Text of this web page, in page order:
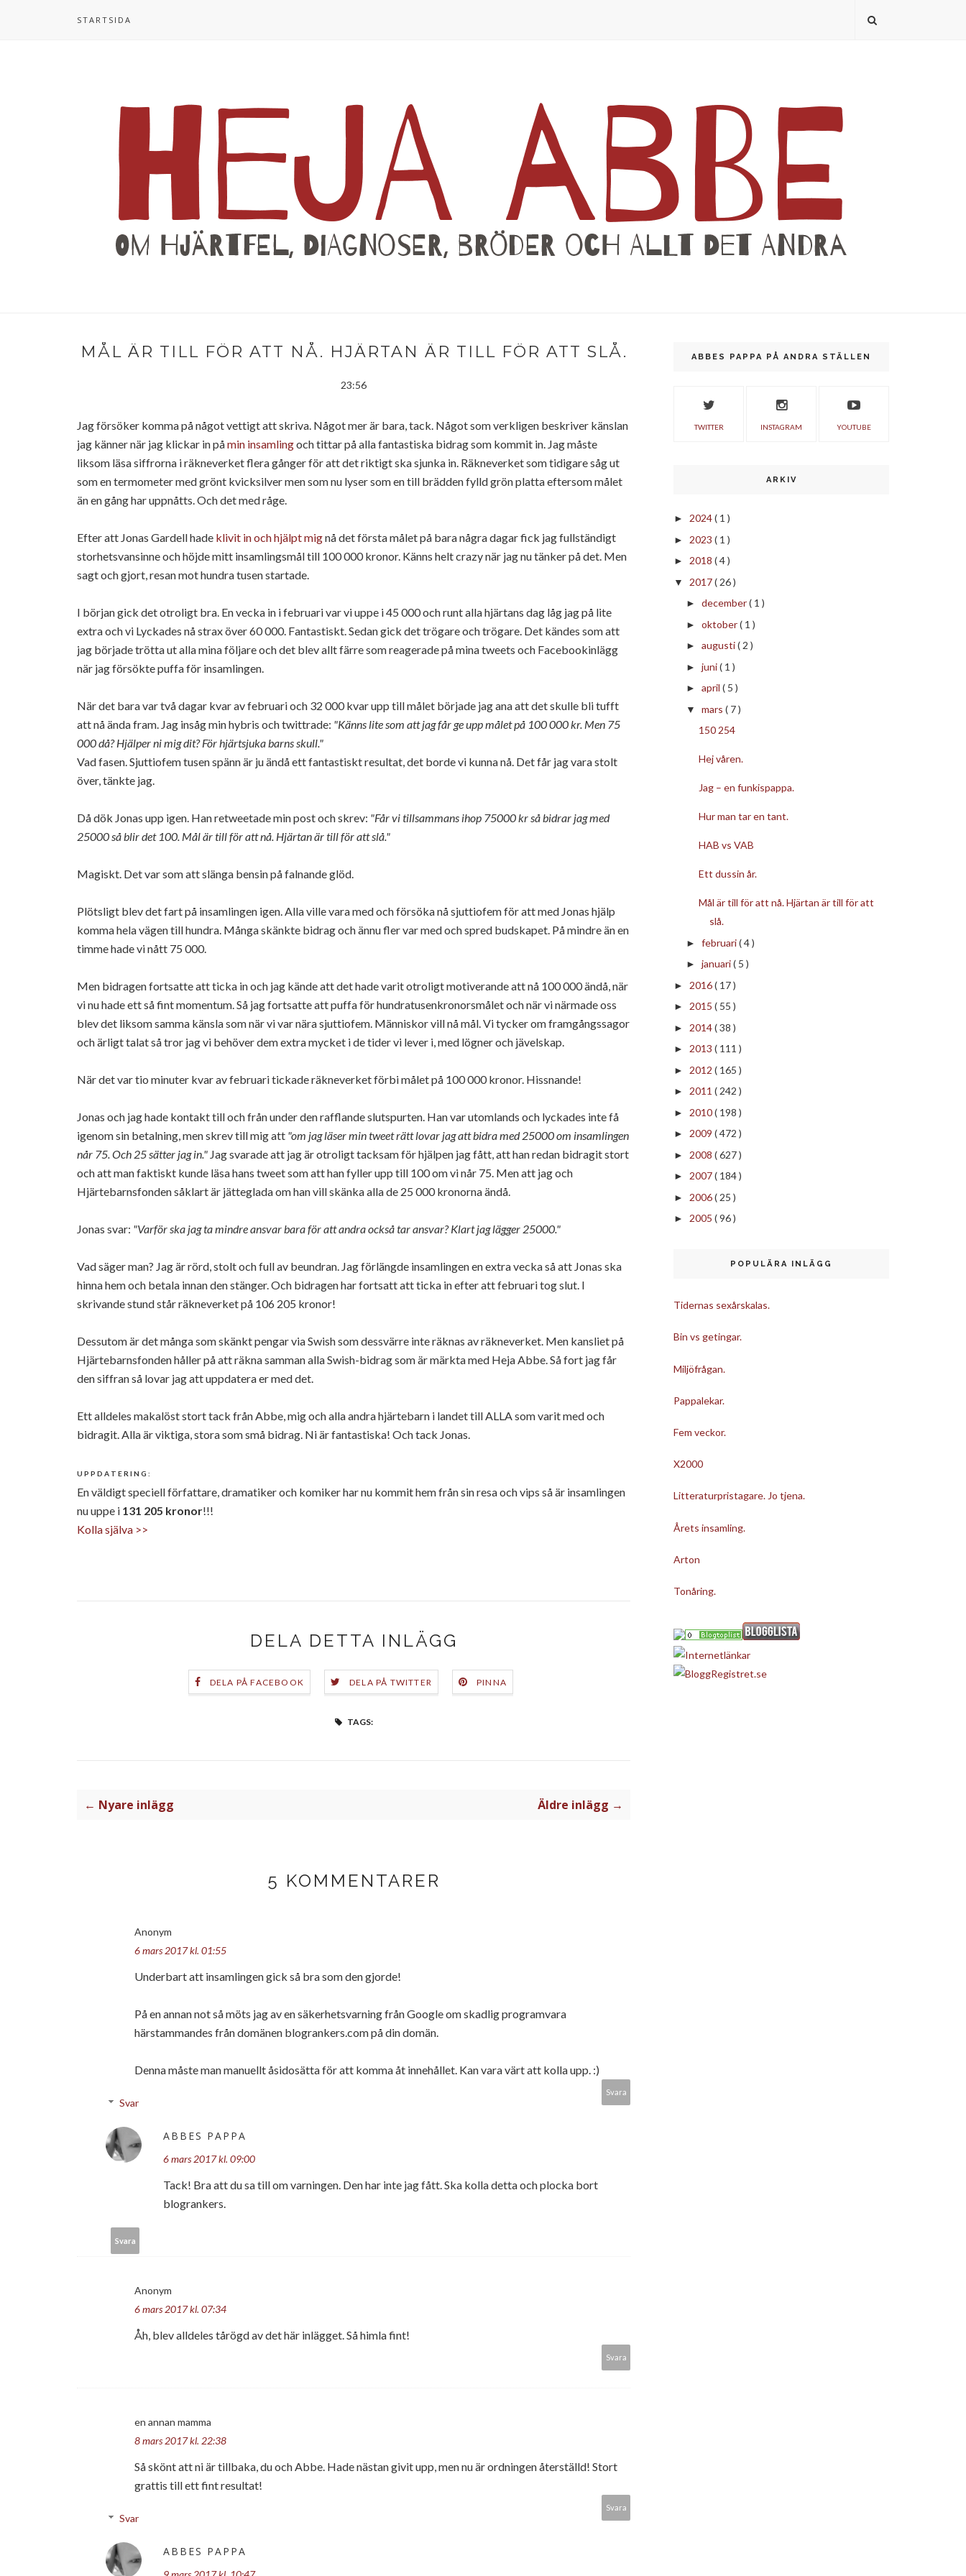
STARTSIDA
MÅL ÄR TILL FÖR ATT NÅ. HJÄRTAN ÄR TILL FÖR ATT SLÅ.
23:56
Jag försöker komma på något vettigt att skriva. Något mer är bara, tack. Något som verkligen beskriver känslan
jag känner när jag klickar in påmin insamlingoch tittar på alla fantastiska bidrag som kommit in. Jag måste
liksom läsa siffrorna i räkneverket flera gånger för att det riktigt ska sjunka in. Räkneverket som tidigare såg ut
som en termometer med grönt kvicksilver men som nu lyser som en till brädden fylld grön platta eftersom målet
än en gång har uppnåtts. Och det med råge.
Efter att Jonas Gardell hade klivit in och hjälpt mignå det första målet på bara några dagar fick jag fullständigt
storhetsvansinne och höjde mitt insamlingsmål till 100 000 kronor. Känns helt crazy när jag nu tänker på det. Men
sagt och gjort, resan mot hundra tusen startade.
I början gick det otroligt bra. En vecka in i februari var vi uppe i 45 000 och runt alla hjärtans dag låg jag på lite
extra och vi Lyckades nå strax över 60 000. Fantastiskt. Sedan gick det trögare och trögare. Det kändes som att
jag började trötta ut alla mina följare och det blev allt färre som reagerade på mina tweets och Facebookinlägg
när jag försökte puffa för insamlingen.
När det bara var två dagar kvar av februari och 32 000 kvar upp till målet började jag ana att det skulle bli tufft
att nå ända fram. Jag insåg min hybris och twittrade: "Känns lite som att jag får ge upp målet på 100 000 kr. Men 75
000 då? Hjälper ni mig dit? För hjärtsjuka barns skull."
Vad fasen. Sjuttiofem tusen spänn är ju ändå ett fantastiskt resultat, det borde vi kunna nå. Det får jag vara stolt
över, tänkte jag.
Då dök Jonas upp igen. Han retweetade min post och skrev: "Får vi tillsammans ihop 75000 kr så bidrar jag med
25000 så blir det 100. Mål är till för att nå. Hjärtan är till för att slå."
Magiskt. Det var som att slänga bensin på falnande glöd.
Plötsligt blev det fart på insamlingen igen. Alla ville vara med och försöka nå sjuttiofem för att med Jonas hjälp
komma hela vägen till hundra. Många skänkte bidrag och ännu fler var med och spred budskapet. På mindre än en
timme hade vi nått 75 000.
Men bidragen fortsatte att ticka in och jag kände att det hade varit otroligt motiverande att nå 100 000 ändå, när
vi nu hade ett så fint momentum. Så jag fortsatte att puffa för hundratusenkronorsmålet och när vi närmade oss
blev det liksom samma känsla som när vi var nära sjuttiofem. Människor vill nå mål. Vi tycker om framgångssagor
och ärligt talat så tror jag vi behöver dem extra mycket i de tider vi lever i, med lögner och jävelskap.
När det var tio minuter kvar av februari tickade räkneverket förbi målet på 100 000 kronor. Hissnande!
Jonas och jag hade kontakt till och från under den rafflande slutspurten. Han var utomlands och lyckades inte få
igenom sin betalning, men skrev till mig att "om jag läser min tweet rätt lovar jag att bidra med 25000 om insamlingen
når 75. Och 25 sätter jag in." Jag svarade att jag är otroligt tacksam för hjälpen jag fått, att han redan bidragit stort
och att man faktiskt kunde läsa hans tweet som att han fyller upp till 100 om vi når 75. Men att jag och
Hjärtebarnsfonden såklart är jätteglada om han vill skänka alla de 25 000 kronorna ändå.
Jonas svar: "Varför ska jag ta mindre ansvar bara för att andra också tar ansvar? Klart jag lägger 25000."
Vad säger man? Jag är rörd, stolt och full av beundran. Jag förlängde insamlingen en extra vecka så att Jonas ska
hinna hem och betala innan den stänger. Och bidragen har fortsatt att ticka in efter att februari tog slut. I
skrivande stund står räkneverket på 106 205 kronor!
Dessutom är det många som skänkt pengar via Swish som dessvärre inte räknas av räkneverket. Men kansliet på
Hjärtebarnsfonden håller på att räkna samman alla Swish-bidrag som är märkta med Heja Abbe. Så fort jag får
den siffran så lovar jag att uppdatera er med det.
Ett alldeles makalöst stort tack från Abbe, mig och alla andra hjärtebarn i landet till ALLA som varit med och
bidragit. Alla är viktiga, stora som små bidrag. Ni är fantastiska! Och tack Jonas.
U P P D A T E R I N G :
En väldigt speciell författare, dramatiker och komiker har nu kommit hem från sin resa och vips så är insamlingen
nu uppe i 131 205 kronor!!!
Kolla själva >>
DELA DETTA INLÄGG
DELA PÅ FACEBOOK DELA PÅ TWITTER PINNA
TAGS:
← Nyare inlägg Äldre inlägg →
5 KOMMENTARER
Anonym
6 mars 2017 kl. 01:55
Underbart att insamlingen gick så bra som den gjorde!
På en annan not så möts jag av en säkerhetsvarning från Google om skadlig programvara
härstammandes från domänen blogrankers.com på din domän.
Denna måste man manuellt åsidosätta för att komma åt innehållet. Kan vara värt att kolla upp. :)
Svara
Svar
ABBES PAPPA
6 mars 2017 kl. 09:00
Tack! Bra att du sa till om varningen. Den har inte jag fått. Ska kolla detta och plocka bort
blogrankers.
Svara
Anonym
6 mars 2017 kl. 07:34
Åh, blev alldeles tårögd av det här inlägget. Så himla fint!
Svara
en annan mamma
8 mars 2017 kl. 22:38
Så skönt att ni är tillbaka, du och Abbe. Hade nästan givit upp, men nu är ordningen återställd! Stort
grattis till ett fint resultat!
Svara
Svar
ABBES PAPPA
ABBES PAPPA PÅ ANDRA STÄLLEN
TWITTER INSTAGRAM YOUTUBE
ARKIV
► 2024( 1 )
► 2023 ( 1 )
► 2018 ( 4 )
▼ 2017( 26 )
► december( 1 )
► oktober( 1 )
► augusti( 2 )
► juni( 1 )
► april ( 5 )
▼ mars ( 7 )
150 254
Hej våren.
Jag – en funkispappa.
Hur man tar en tant.
HAB vs VAB
Ett dussin år.
Mål är till för att nå. Hjärtan är till för att
slå.
► februari( 4 )
► januari( 5 )
► 2016( 17 )
► 2015 ( 55 )
► 2014( 38 )
► 2013 ( 111 )
► 2012 ( 165 )
► 2011 ( 242 )
► 2010( 198 )
► 2009 ( 472 )
► 2008 ( 627 )
► 2007( 184 )
► 2006( 25 )
► 2005 ( 96 )
POPULÄRA INLÄGG
Tidernas sexårskalas.
Bin vs getingar.
Miljöfrågan.
Pappalekar.
Fem veckor.
X2000
Litteraturpristagare. Jo tjena.
Årets insamling.
Arton
Tonåring.